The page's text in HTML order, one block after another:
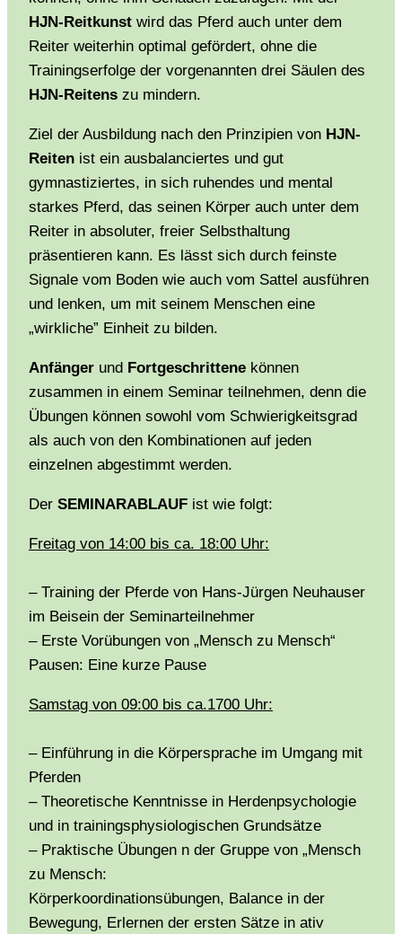
HJN-Reitkunst wird das Pferd auch unter dem
Reiter weiterhin optimal gefördert, ohne die
Trainingserfolge der vorgenannten drei Säulen des
HJN-Reitens zu mindern.
Ziel der Ausbildung nach den Prinzipien von HJN-
Reiten ist ein ausbalanciertes und gut
gymnastiziertes, in sich ruhendes und mental
starkes Pferd, das seinen Körper auch unter dem
Reiter in absoluter, freier Selbsthaltung
präsentieren kann. Es lässt sich durch feinste
Signale vom Boden wie auch vom Sattel ausführen
und lenken, um mit seinem Menschen eine
„wirkliche” Einheit zu bilden.
Anfänger und Fortgeschrittene können
zusammen in einem Seminar teilnehmen, denn die
Übungen können sowohl vom Schwierigkeitsgrad
als auch von den Kombinationen auf jeden
einzelnen abgestimmt werden.
Der SEMINARABLAUF ist wie folgt:
Freitag von 14:00 bis ca. 18:00 Uhr:
– Training der Pferde von Hans-Jürgen Neuhauser
im Beisein der Seminarteilnehmer
– Erste Vorübungen von „Mensch zu Mensch“
Pausen: Eine kurze Pause
Samstag von 09:00 bis ca.1700 Uhr:
– Einführung in die Körpersprache im Umgang mit
Pferden
– Theoretische Kenntnisse in Herdenpsychologie
und in trainingsphysiologischen Grundsätze
– Praktische Übungen n der Gruppe von „Mensch
zu Mensch:
Körperkoordinationsübungen, Balance in der
Bewegung, Erlernen der ersten Sätze in ativ